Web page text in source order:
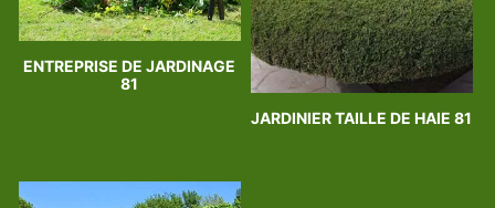
ENTREPRISE DE JARDINAGE
81
JARDINIER TAILLE DE HAIE 81